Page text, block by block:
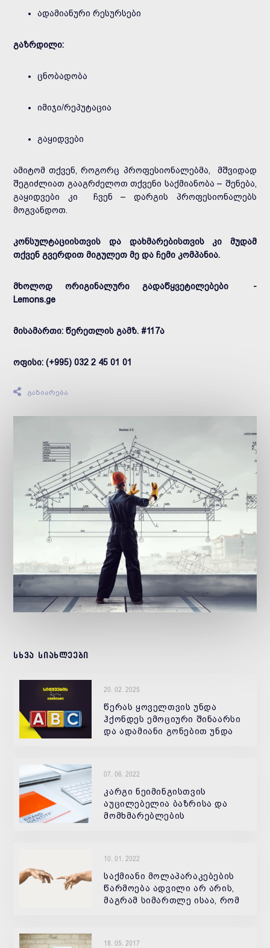
ადამიანური რესურსები
გაზრდილი:
ცნობადობა
იმიჯი/რეპუტაცია
გაყიდვები
ამიტომ თქვენ, როგორც პროფესიონალებმა, მშვიდად
შეგიძლიათ გააგრძელოთ თქვენი საქმიანობა – შენება,
გაყიდვები კი ჩვენ – დარგის პროფესიონალებს
მოგვანდოთ.
კონსულტაციისთვის და დახმარებისთვის კი მუდამ
თქვენ გვერდით მიგულეთ მე და ჩემი კომპანია.
მხოლოდ ორიგინალური გადაწყვეტილებები -
Lemons.ge
მისამართი: წერეთლის გამზ. #117ა
ოფისი: (+995) 032 2 45 01 01
გაზიარება
სხვა სიახლეები
20. 02. 2025
წერას ყოველთვის უნდა
ჰქონდეს ემოციური შინაარსი
და ადამიანი გონებით უნდა
07. 06. 2022
კარგი ნეიმინგისთვის
აუცილებელია ბაზრისა და
მომხმარებლების
მომხმარებლისთვის ძალიან
მნიშვნელოვანია.
10. 01. 2022
საქმიანი მოლაპარაკებების
წარმოება ადვილი არ არის,
მაგრამ სიმართლე ისაა, რომ
18. 05. 2017